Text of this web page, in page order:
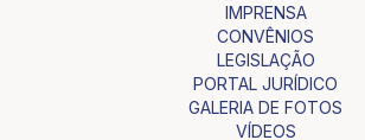
IMPRENSA
CONVÊNIOS
LEGISLAÇÃO
PORTAL JURÍDICO
GALERIA DE FOTOS
VÍDEOS